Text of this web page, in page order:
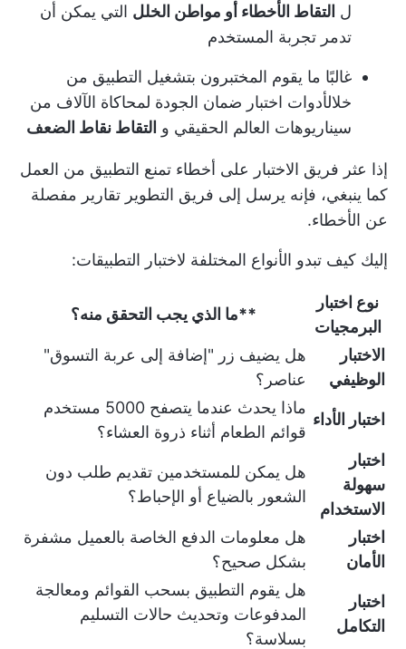
ل التقاط الأخطاء أو مواطن الخلل التي يمكن أن
تدمر تجربة المستخدم
غالبًا ما يقوم المختبرون بتشغيل التطبيق من
خلالأدوات اختبار ضمان الجودة لمحاكاة الآلاف من
سيناريوهات العالم الحقيقي و التقاط نقاط الضعف
إذا عثر فريق الاختبار على أخطاء تمنع التطبيق من العمل
كما ينبغي، فإنه يرسل إلى فريق التطوير تقارير مفصلة
عن الأخطاء.
إليك كيف تبدو الأنواع المختلفة لاختبار التطبيقات:
نوع اختبار
البرمجيات
**ما الذي يجب التحقق منه؟
الاختبار
الوظيفي
هل يضيف زر "إضافة إلى عربة التسوق"
عناصر؟
اختبار الأداء
ماذا يحدث عندما يتصفح 5000 مستخدم
قوائم الطعام أثناء ذروة العشاء؟
اختبار
سهولة
الاستخدام
هل يمكن للمستخدمين تقديم طلب دون
الشعور بالضياع أو الإحباط؟
اختبار
الأمان
هل معلومات الدفع الخاصة بالعميل مشفرة
بشكل صحيح؟
اختبار
التكامل
هل يقوم التطبيق بسحب القوائم ومعالجة
المدفوعات وتحديث حالات التسليم
بسلاسة؟